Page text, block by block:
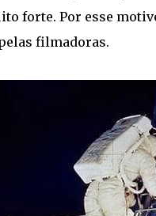
forte. Por esse
filmadoras.